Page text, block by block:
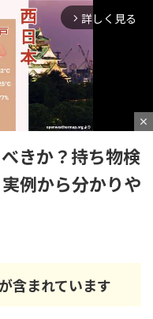
攻略ブログ
きか？持ち物検
例から分かりや
含まれています
close
arrow_forward_ios 詳しく見る
M
u